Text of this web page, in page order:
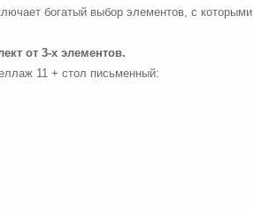
богатый выбор элементов, с
от 3-х элементов.
11 + стол письменный: